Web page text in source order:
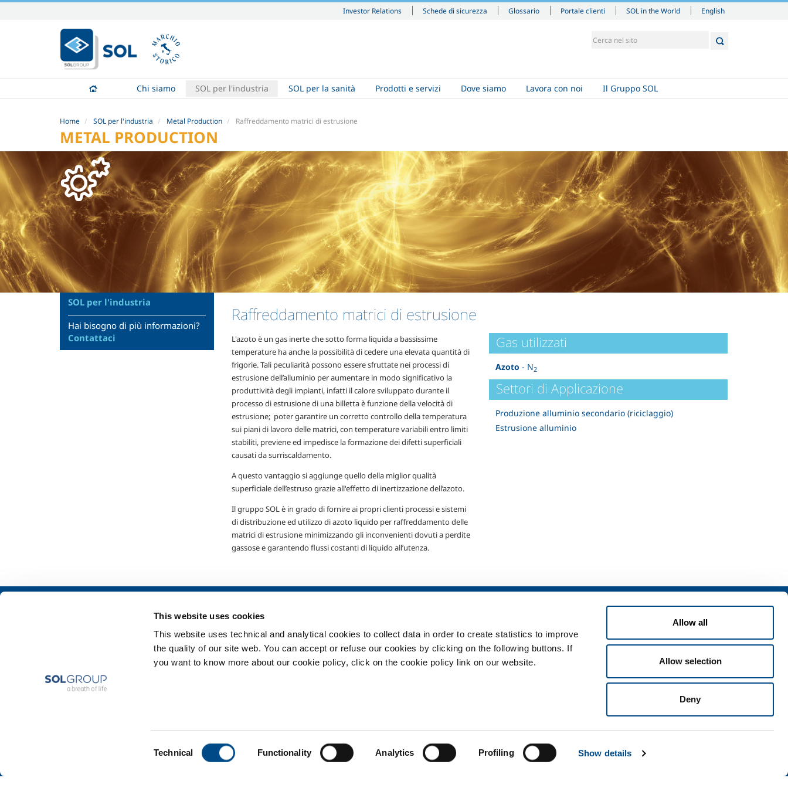
This website uses cookies
This website uses technical and analytical cookies to collect data in order to create statistics to improve
the quality of our site web. You can accept or refuse our cookies by clicking on the following buttons. If
you want to know more about our cookie policy, click on the cookie policy link on our website.
Technical Functionality Analytics Profiling Show details
Allow all
Allow selection
Deny
Investor Relations Schede di sicurezza Glossario Portale clienti SOL in the World
contenuti.
|
Salta
navigazione
English
Chi siamo SOL per l'industria SOL per la sanità Prodotti e servizi Dove siamo Lavora con noi Il Gruppo SOL
Home SOL per l'industria Metal Production Raffreddamento matrici di estrusione
METAL PRODUCTION
Raffreddamento matrici di estrusione
L'azoto è un gas inerte che sotto forma liquida a bassissime
temperature ha anche la possibilità di cedere una elevata quantità di
frigorie. Tali peculiarità possono essere sfruttate nei processi di
estrusione dell’alluminio per aumentare in modo significativo la
produttività degli impianti, infatti il calore sviluppato durante il
processo di estrusione di una billetta è funzione della velocità di
estrusione; poter garantire un corretto controllo della temperatura
sui piani di lavoro delle matrici, con temperature variabili entro limiti
stabiliti, previene ed impedisce la formazione dei difetti superficiali
causati da surriscaldamento.
A questo vantaggio si aggiunge quello della miglior qualità
superficiale dell’estruso grazie all'effetto di inertizzazione dell’azoto.
Il gruppo SOL è in grado di fornire ai propri clienti processi e sistemi
di distribuzione ed utilizzo di azoto liquido per raffreddamento delle
matrici di estrusione minimizzando gli inconvenienti dovuti a perdite
gassose e garantendo flussi costanti di liquido all’utenza.
Gas utilizzati
Azoto - N2
Settori di Applicazione
Produzione alluminio secondario (riciclaggio)
Estrusione alluminio
SOL per l'industria
Hai bisogno di più informazioni?
Contattaci
Sicurezza, ambiente e qualità
Metal Production
Metal Fabrication
Chemistry & Pharma
Servizi
Impianti dispositivo medico
Gas medicali
Prodotti e servizi per la sanità
Privacy Cookies Termini e condizioni Disclaimer Mappa del sito